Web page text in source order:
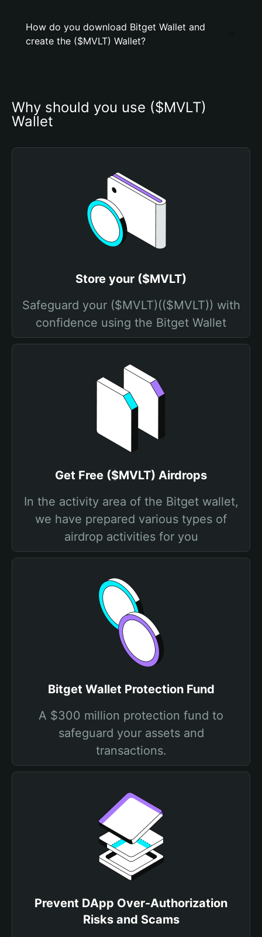
How do you download Bitget Wallet and
create the ($MVLT) Wallet?
Why should you use ($MVLT)
Wallet
Store your ($MVLT)
Safeguard your ($MVLT)(($MVLT)) with
confidence using the Bitget Wallet
Get Free ($MVLT) Airdrops
In the activity area of the Bitget wallet,
we have prepared various types of
airdrop activities for you
Bitget Wallet Protection Fund
A $300 million protection fund to
safeguard your assets and
transactions.
Prevent DApp Over-Authorization
Risks and Scams